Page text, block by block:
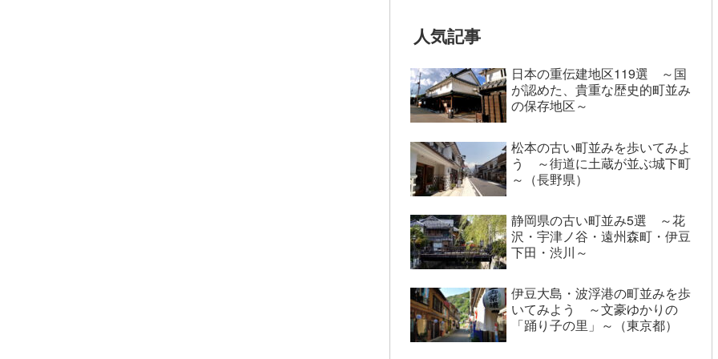
人気記事
日本の重伝建地区119選 ～国
が認めた、貴重な歴史的町並み
の保存地区～
松本の古い町並みを歩いてみよ
う ～街道に土蔵が並ぶ城下町
～（長野県）
静岡県の古い町並み5選 ～花
沢・宇津ノ谷・遠州森町・伊豆
下田・渋川～
伊豆大島・波浮港の町並みを歩
いてみよう ～文豪ゆかりの
「踊り子の里」～（東京都）